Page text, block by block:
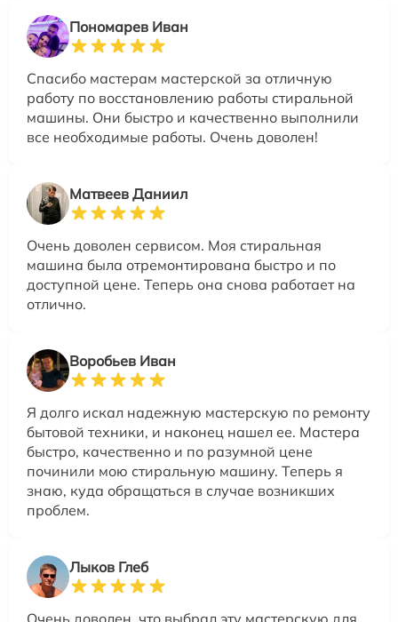
Пономарев Иван
Спасибо мастерам мастерской за отличную
работу по восстановлению работы стиральной
машины. Они быстро и качественно выполнили
все необходимые работы. Очень доволен!
Матвеев Даниил
Очень доволен сервисом. Моя стиральная
машина была отремонтирована быстро и по
доступной цене. Теперь она снова работает на
отлично.
Воробьев Иван
Я долго искал надежную мастерскую по ремонту
бытовой техники, и наконец нашел ее. Мастера
быстро, качественно и по разумной цене
починили мою стиральную машину. Теперь я
знаю, куда обращаться в случае возникших
проблем.
Лыков Глеб